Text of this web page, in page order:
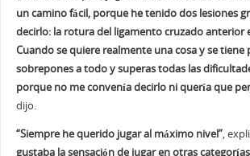
un camino fácil, porque he tenido dos lesiones
decirlo: la rotura del ligamento cruzado anterior
Cuando se quiere realmente una cosa y se tiene
sobrepones a todo y superas todas las
porque no me convenía decirlo ni quería que
dijo.
“Siempre he querido jugar al máximo nivel”,
gustaba la sensación de jugar en otras